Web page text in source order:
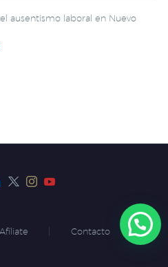
ausentismo laboral en Nuevo
Afíliate Contacto